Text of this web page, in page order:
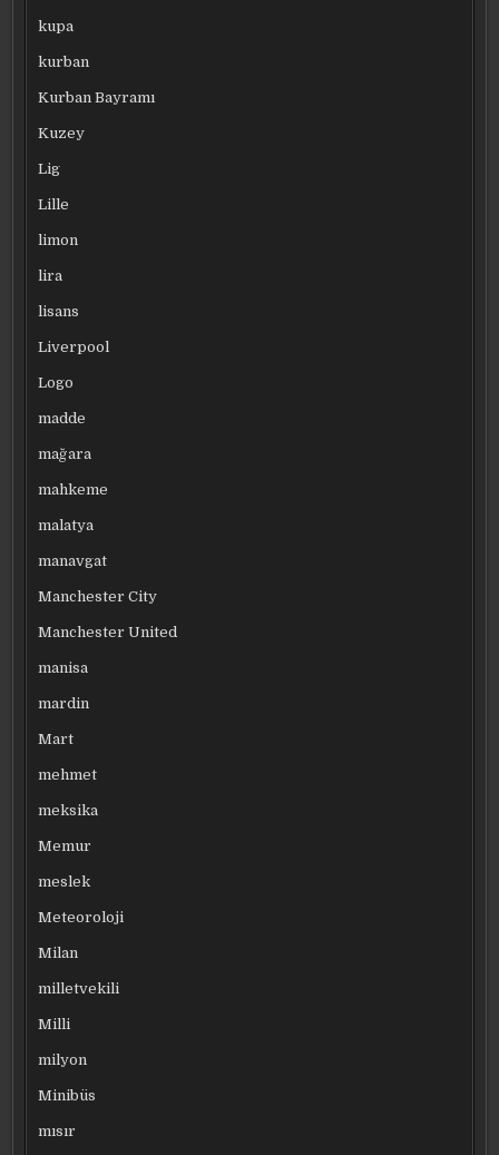
kupa
kurban
Kurban Bayramı
Kuzey
Lig
Lille
limon
lira
lisans
Liverpool
Logo
madde
mağara
mahkeme
malatya
manavgat
Manchester City
Manchester United
manisa
mardin
Mart
mehmet
meksika
Memur
meslek
Meteoroloji
Milan
milletvekili
Milli
milyon
Minibüs
mısır